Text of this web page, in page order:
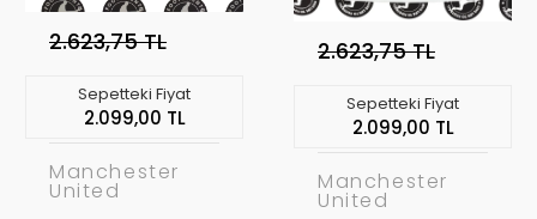
2.623,75 TL
Sepetteki Fiyat
2.099,00 TL
Manchester
United
2.623,75 TL
Sepetteki Fiyat
2.099,00 TL
Manchester
United